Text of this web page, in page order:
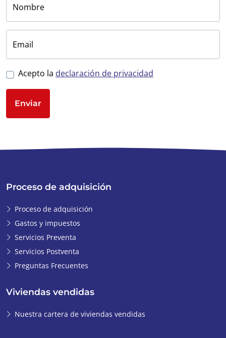
Nombre
Email
Acepto la declaración de privacidad
Enviar
Proceso de adquisición
Proceso de adquisición
Gastos y impuestos
Servicios Preventa
Servicios Postventa
Preguntas Frecuentes
Viviendas vendidas
Nuestra cartera de viviendas vendidas